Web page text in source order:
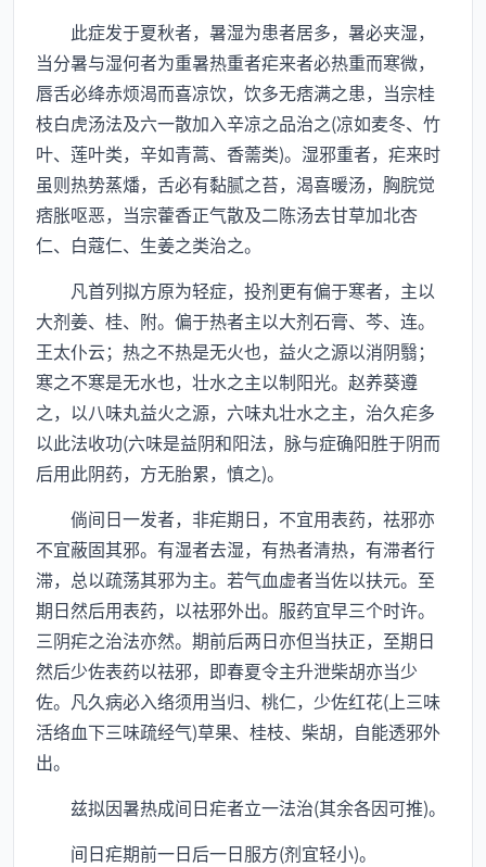
此症发于夏秋者，暑湿为患者居多，暑必夹湿，
当分暑与湿何者为重暑热重者疟来者必热重而寒微，
唇舌必绛赤烦渴而喜凉饮，饮多无痞满之患，当宗桂
枝白虎汤法及六一散加入辛凉之品治之(凉如麦冬、竹
叶、莲叶类，辛如青蒿、香薷类)。湿邪重者，疟来时
虽则热势蒸燔，舌必有黏腻之苔，渴喜暖汤，胸脘觉
痞胀呕恶，当宗藿香正气散及二陈汤去甘草加北杏
仁、白蔻仁、生姜之类治之。
凡首列拟方原为轻症，投剂更有偏于寒者，主以
大剂姜、桂、附。偏于热者主以大剂石膏、芩、连。
王太仆云；热之不热是无火也，益火之源以消阴翳；
寒之不寒是无水也，壮水之主以制阳光。赵养葵遵
之，以八味丸益火之源，六味丸壮水之主，治久疟多
以此法收功(六味是益阴和阳法，脉与症确阳胜于阴而
后用此阴药，方无胎累，慎之)。
倘间日一发者，非疟期日，不宜用表药，祛邪亦
不宜蔽固其邪。有湿者去湿，有热者清热，有滞者行
滞，总以疏荡其邪为主。若气血虚者当佐以扶元。至
期日然后用表药，以祛邪外出。服药宜早三个时许。
三阴疟之治法亦然。期前后两日亦但当扶正，至期日
然后少佐表药以祛邪，即春夏令主升泄柴胡亦当少
佐。凡久病必入络须用当归、桃仁，少佐红花(上三味
活络血下三味疏经气)草果、桂枝、柴胡，自能透邪外
出。
兹拟因暑热成间日疟者立一法治(其余各因可推)。
间日疟期前一日后一日服方(剂宜轻小)。